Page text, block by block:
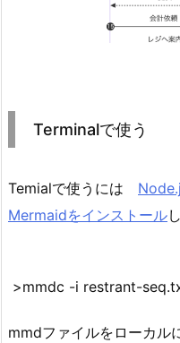
Terminalで使う
Temialで使うには
Mermaidをインストール
>mmdc -i restrant-
mmdファイルをローカル